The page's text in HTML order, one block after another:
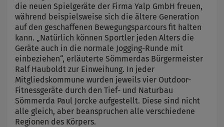
die neuen Spielgeräte der Firma Yalp GmbH freuen,
während beispielsweise sich die ältere Generation
auf den geschaffenen Bewegungsparcours fit halten
kann. „Natürlich können Sportler jeden Alters die
Geräte auch in die normale Jogging-Runde mit
einbeziehen“, erläuterte Sömmerdas Bürgermeister
Ralf Hauboldt zur Einweihung. In jeder
Mitgliedskommune wurden jeweils vier Outdoor-
Fitnessgeräte durch den Tief- und Naturbau
Sömmerda Paul Jorcke aufgestellt. Diese sind nicht
alle gleich, aber beanspruchen alle verschiedene
Regionen des Körpers.